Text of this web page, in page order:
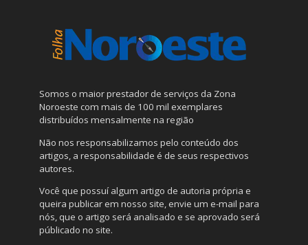
Somos o maior prestador de serviços da Zona
Noroeste com mais de 100 mil exemplares
distribuídos mensalmente na região
Não nos responsabilizamos pelo conteúdo dos
artigos, a responsabilidade é de seus respectivos
autores.
Você que possuí algum artigo de autoria própria e
queira publicar em nosso site, envie um e-mail para
nós, que o artigo será analisado e se aprovado será
públicado no site.